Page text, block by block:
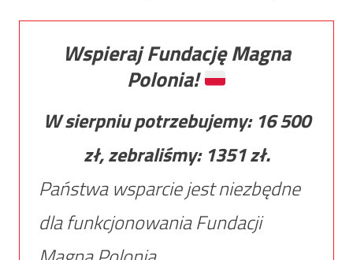
Wspieraj Fundację Magna
Polonia!
W sierpniu potrzebujemy: 16 500
zł, zebraliśmy: 1351zł.
Państwa wsparcie jest niezbędne
dla funkcjonowania Fundacji